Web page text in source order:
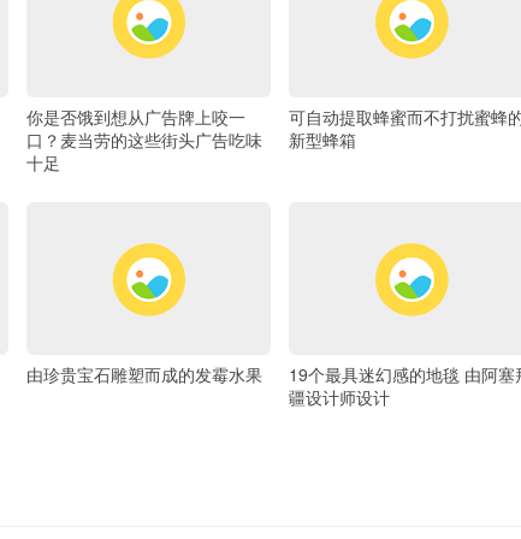
你是否饿到想从广告牌上咬一
口？麦当劳的这些街头广告吃味
十足
可自动提取蜂蜜而不打扰蜜蜂
新型蜂箱
由珍贵宝石雕塑而成的发霉水果
19个最具迷幻感的地毯 由阿塞
疆设计师设计